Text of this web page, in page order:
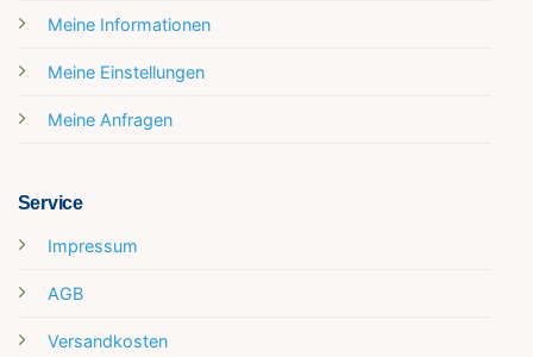
Meine Informationen
Meine Einstellungen
Meine Anfragen
Service
Impressum
AGB
Versandkosten